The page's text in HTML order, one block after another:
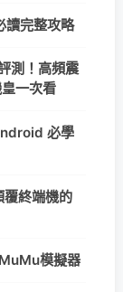
讀完整攻略
測！高頻震
一次看
必學
終端機的
模擬器